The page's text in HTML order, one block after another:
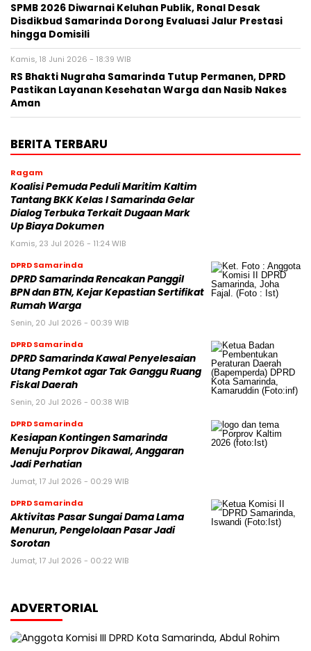
SPMB 2026 Diwarnai Keluhan Publik, Ronal Desak
Disdikbud Samarinda Dorong Evaluasi Jalur Prestasi
hingga Domisili
Kamis, 18 Juni 2026 - 18:39 WIB
RS Bhakti Nugraha Samarinda Tutup Permanen, DPRD
Pastikan Layanan Kesehatan Warga dan Nasib Nakes
Aman
BERITA TERBARU
Ragam
Koalisi Pemuda Peduli Maritim Kaltim
Tantang BKK Kelas I Samarinda Gelar
Dialog Terbuka Terkait Dugaan Mark
Up Biaya Dokumen
Kamis, 23 Jul 2026 - 11:24 WIB
DPRD Samarinda
DPRD Samarinda Rencakan Panggil
BPN dan BTN, Kejar Kepastian Sertifikat
Rumah Warga
Senin, 20 Jul 2026 - 00:39 WIB
DPRD Samarinda
DPRD Samarinda Kawal Penyelesaian
Utang Pemkot agar Tak Ganggu Ruang
Fiskal Daerah
Senin, 20 Jul 2026 - 00:38 WIB
DPRD Samarinda
Kesiapan Kontingen Samarinda
Menuju Porprov Dikawal, Anggaran
Jadi Perhatian
Jumat, 17 Jul 2026 - 00:29 WIB
DPRD Samarinda
Aktivitas Pasar Sungai Dama Lama
Menurun, Pengelolaan Pasar Jadi
Sorotan
Jumat, 17 Jul 2026 - 00:22 WIB
ADVERTORIAL